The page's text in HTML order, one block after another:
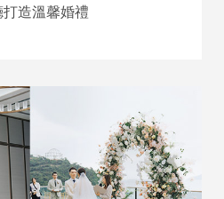
打造溫馨婚禮